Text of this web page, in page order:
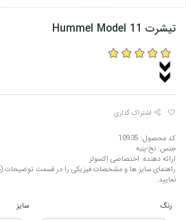
تیشرت Hummel Model 11
اشتراک گذاری
کد محصول: 10935
جنس: نخ-پنبه
ارائه دهنده: اختصاصی اِکسولز
راهنمای سایز ها و مشخصات فیزیکی را در قسمت توضیحات
نمایید.
رنگ سایز